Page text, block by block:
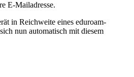
E-Mailadresse.
in Reichweite eines eduroam-
nun automatisch mit diesem